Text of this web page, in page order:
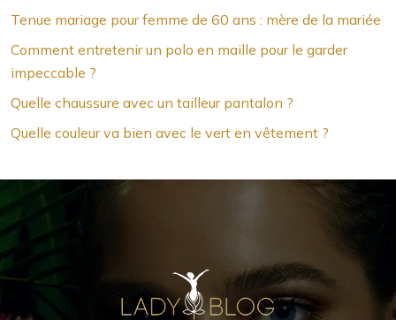
Tenue mariage pour femme de 60 ans : mère de la mariée
Comment entretenir un polo en maille pour le garder
impeccable ?
Quelle chaussure avec un tailleur pantalon ?
Quelle couleur va bien avec le vert en vêtement ?